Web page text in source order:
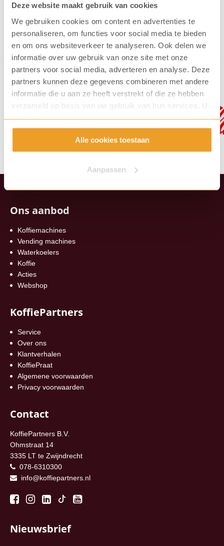
Deze website maakt gebruik van cookies
We gebruiken cookies om content en advertenties te
personaliseren, om functies voor social media te bieden
en om ons websiteverkeer te analyseren. Ook delen we
informatie over uw gebruik van onze site met onze
partners voor social media, adverteren en analyse. Deze
partners kunnen deze gegevens combineren met andere
informatie die u aan ze heeft verstrekt of die ze hebben
verzameld op basis van uw gebruik van hun services. U
gaat akkoord met onze cookies als u onze website blijft
gebruiken.
Alle cookies toestaan
Aanpassen
Verstuur formulier
Ons aanbod
Koffiemachines
Vending machines
Waterkoelers
Koffie
Acties
Webshop
KoffiePartners
Service
Over ons
Klantverhalen
KoffiePraat
Algemene voorwaarden
Privacy voorwaarden
Contact
KoffiePartners B.V.
Ohmstraat 14
3335 LT te Zwijndrecht
078-6310300
info@koffiepartners.nl
Nieuwsbrief